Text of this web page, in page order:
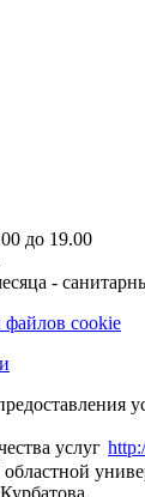
до 19.00
-
файлов cookie